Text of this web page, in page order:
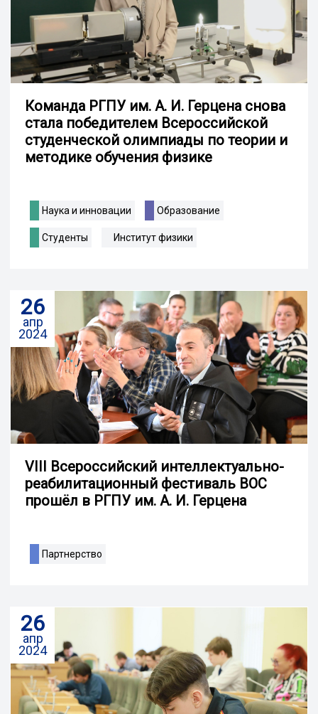
Команда РГПУ им. А. И. Герцена снова
стала победителем Всероссийской
студенческой олимпиады по теории и
методике обучения физике
Наука и инновации Образование
Студенты Институт физики
26
апр
2024
VIII Всероссийский интеллектуально-
реабилитационный фестиваль ВОС
прошёл в РГПУ им. А. И. Герцена
Партнерство
26
апр
2024